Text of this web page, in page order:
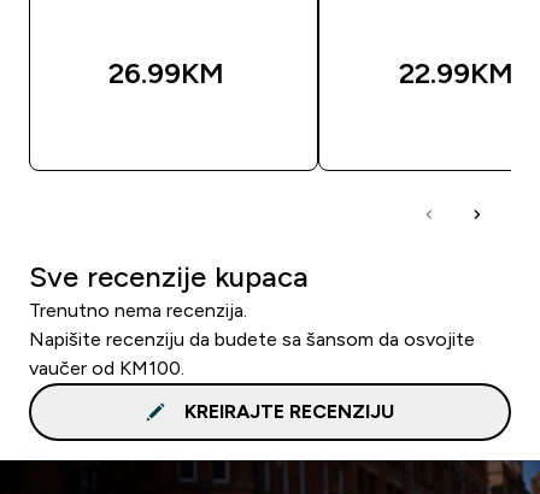
26.99KM‎ 22.99KM‎
Sve recenzije kupaca
Trenutno nema recenzija.
Napišite recenziju da budete sa šansom da osvojite
vaučer od KM100.
KREIRAJTE RECENZIJU